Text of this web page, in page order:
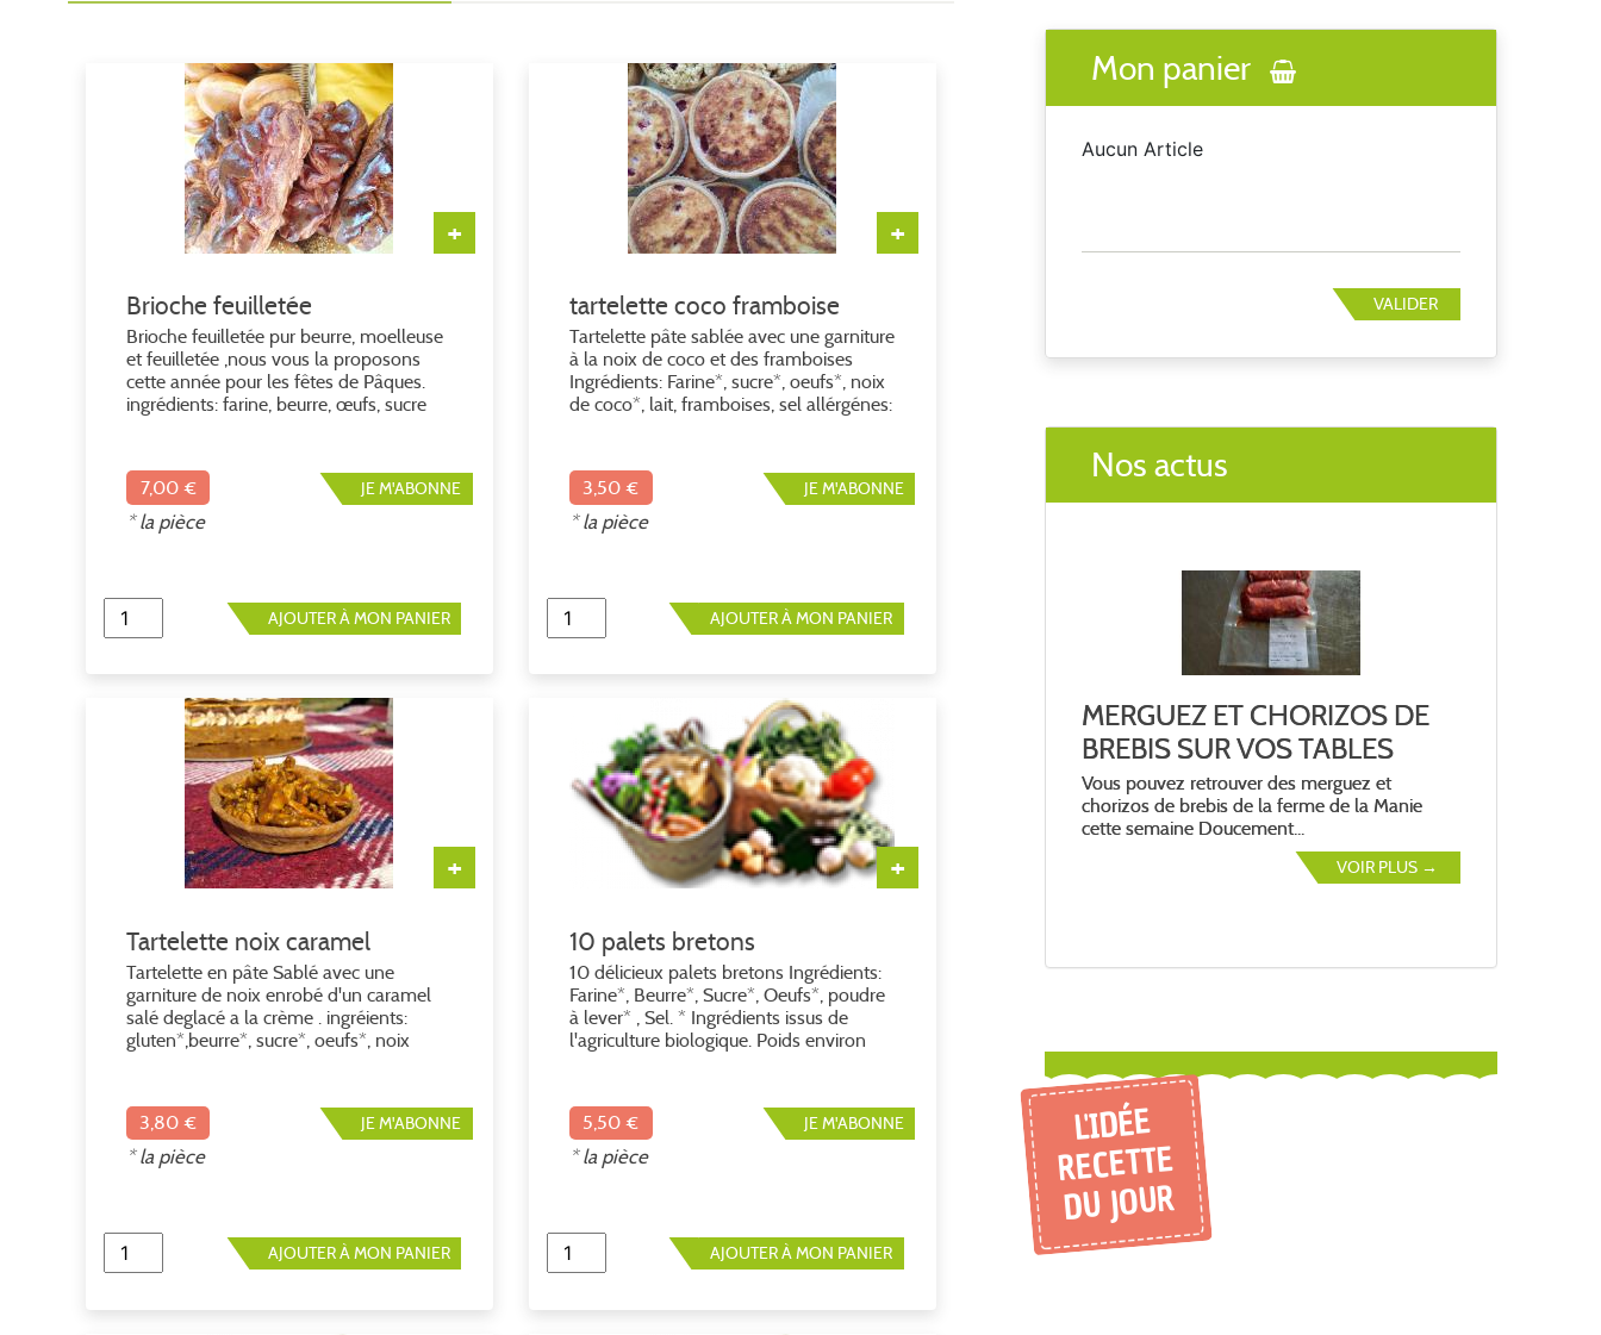
+
Brioche feuilletée
Brioche feuilletée pur beurre, moelleuse
et feuilletée ,nous vous la proposons
cette année pour les fêtes de Pâques.
ingrédients: farine, beurre, œufs, sucre
kilo
JE M'ABONNE
7,00 €
* la pièce
AJOUTER À MON PANIER
+
tartelette coco framboise
Tartelette pâte sablée avec une garniture
à la noix de coco et des framboises
Ingrédients: Farine*, sucre*, oeufs*, noix
de coco*, lait, framboises, sel allérgénes:
gr 35€ le kilo
JE M'ABONNE
3,50 €
* la pièce
AJOUTER À MON PANIER
+
Tartelette noix caramel
Tartelette en pâte Sablé avec une
garniture de noix enrobé d'un caramel
salé deglacé a la crème . ingréients:
gluten*,beurre*, sucre*, oeufs*, noix
JE M'ABONNE
3,80 €
* la pièce
AJOUTER À MON PANIER
+
10 palets bretons
10 délicieux palets bretons Ingrédients:
Farine*, Beurre*, Sucre*, Oeufs*, poudre
à lever* , Sel. * Ingrédients issus de
l'agriculture biologique. Poids environ
JE M'ABONNE
5,50 €
* la pièce
AJOUTER À MON PANIER
Mon panier
Aucun Article
VALIDER
Nos actus
MERGUEZ ET CHORIZOS DE
BREBIS SUR VOS TABLES
Vous pouvez retrouver des merguez et
chorizos de brebis de la ferme de la Manie
cette semaine Doucement...
VOIR PLUS →
Prochaine livraison
août
La prochaine livraison aura lieu
août, passez votre commande
L'IDÉE
RECETTE
DU JOUR